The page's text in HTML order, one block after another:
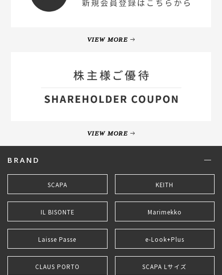
VIEW MORE
VIEW MORE
BRAND
SCAPA KEITH
IL BISONTE Marimekko
Laisse Passe e-Look+Plus
CLAUS PORTO SCAPA Lサイズ